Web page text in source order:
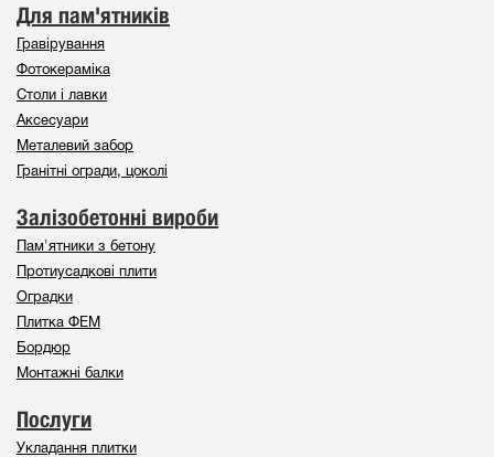
Для пам'ятників
Гравірування
Фотокераміка
Столи і лавки
Аксесуари
Металевий забор
Гранітні огради, цоколі
Залізобетонні вироби
Пам'ятники з бетону
Протиусадкові плити
Оградки
Плитка ФЕМ
Бордюр
Монтажні балки
Послуги
Укладання плитки